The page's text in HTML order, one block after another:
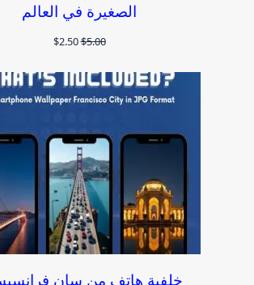
الصغيرة في العالم
$5.00 السعر
هو:
$5.00.
$2.50 السعر
هو:
$2.50.
خلفية هاتف من سان